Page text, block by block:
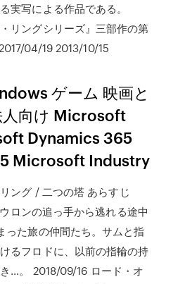
実写による作品である。
リングシリーズ』三部作の第
04/19 2013/10/15
ゲーム 映画と
人向け Microsoft
Dynamics 365
Microsoft Industry
ング / 二つの塔 あらすじ
ロンの追っ手から逃れる途中
った旅の仲間たち。サムと指
るフロドに、以前の指輪の持
…。 2018/09/16 ロード・オ